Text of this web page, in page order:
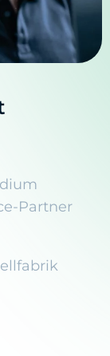
Partner